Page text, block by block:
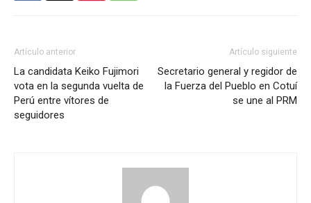
Artículo anterior
La candidata Keiko Fujimori
vota en la segunda vuelta de
Perú entre vítores de
seguidores
Artículo siguiente
Secretario general y regidor de
la Fuerza del Pueblo en Cotuí
se une al PRM